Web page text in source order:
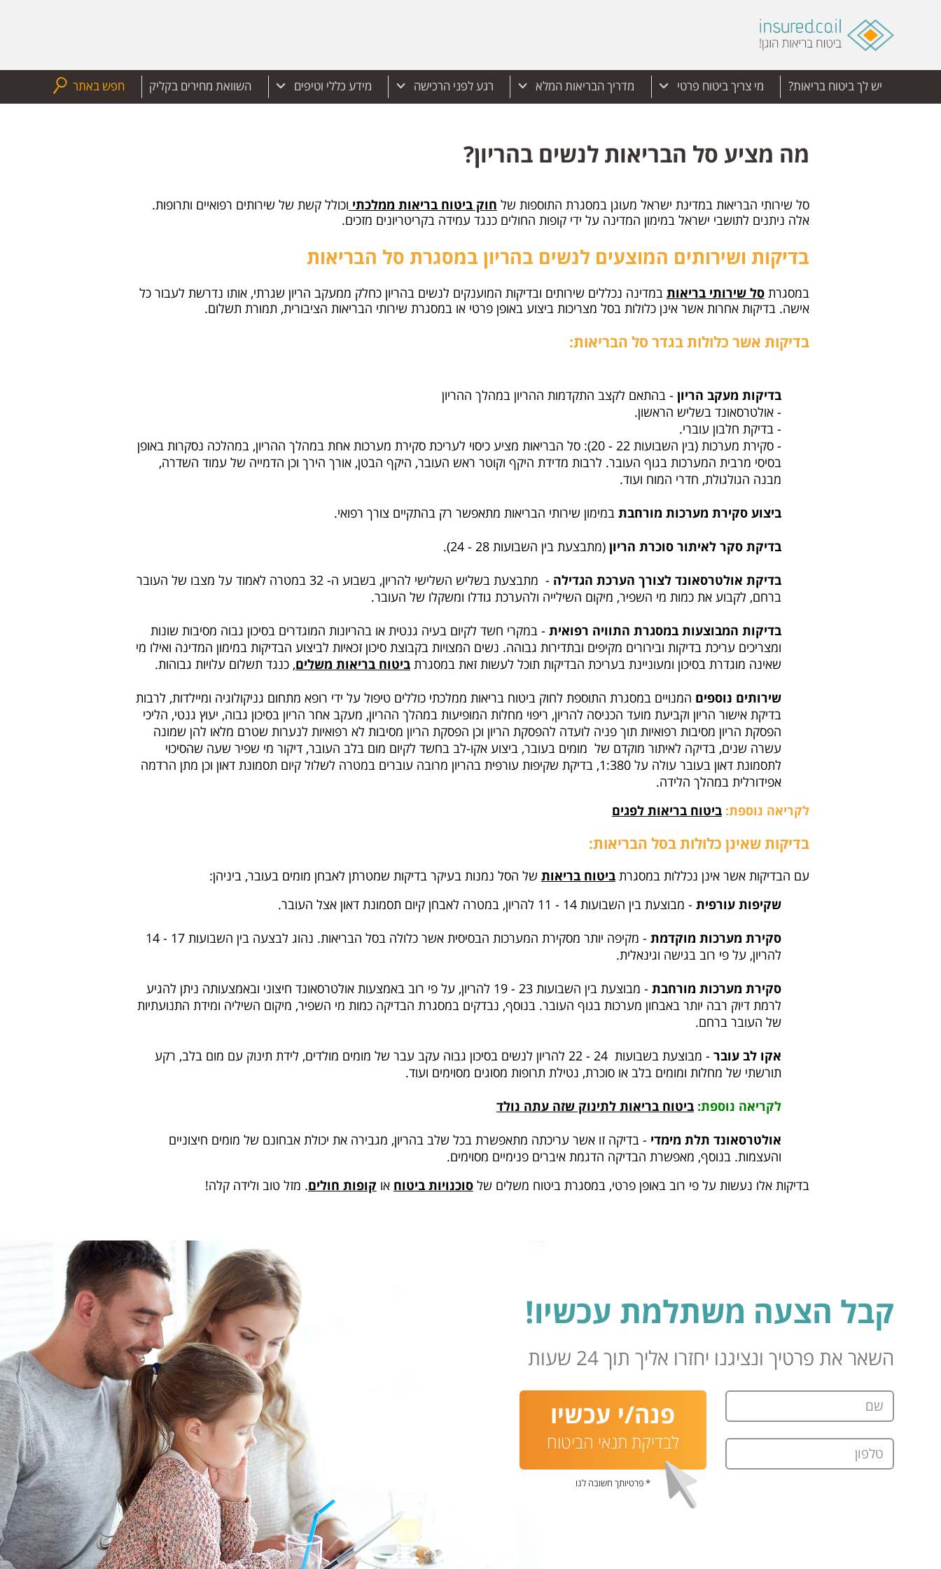
יש לך ביטוח בריאות? מי צריך ביטוח פרטי מדריך הבריאות המלא רגע לפני הרכישה מידע כללי וטיפים השוואת מחירים בקליק חפש באתר
מה מציע סל הבריאות לנשים בהריון?
סל שירותי הבריאות במדינת ישראל מעוגן במסגרת התוספות של חוק ביטוח בריאות ממלכתי וכולל קשת של שירותים רפואיים ותרופות.
אלה ניתנים לתושבי ישראל במימון המדינה על ידי קופות החולים כנגד עמידה בקריטריונים מזכים.
בדיקות ושירותים המוצעים לנשים בהריון במסגרת סל הבריאות
במסגרתסל שירותי בריאות במדינה נכללים שירותים ובדיקות המוענקים לנשים בהריון כחלק ממעקב הריון שגרתי, אותו נדרשת לעבור כל
אישה. בדיקות אחרות אשר אינן כלולות בסל מצריכות ביצוע באופן פרטי או במסגרת שירותי הבריאות הציבורית, תמורת תשלום.
בדיקות אשר כלולות בגדר סל הבריאות:
בדיקות מעקב הריון - בהתאם לקצב התקדמות ההריון במהלך ההריון
- אולטרסאונד בשליש הראשון.
- בדיקת חלבון עוברי.
- סקירת מערכות (בין השבועות 22 - 20): סל הבריאות מציע כיסוי לעריכת סקירת מערכות אחת במהלך ההריון, במהלכה נסקרות באופן
בסיסי מרבית המערכות בגוף העובר. לרבות מדידת היקף וקוטר ראש העובר, היקף הבטן, אורך הירך וכן הדמייה של עמוד השדרה,
מבנה הגולגולת, חדרי המוח ועוד.
ביצוע סקירת מערכות מורחבתבמימון שירותי הבריאות מתאפשר רק בהתקיים צורך רפואי.
בדיקת סקר לאיתור סוכרת הריון (מתבצעת בין השבועות 28 - 24).
בדיקת אולטרסאונד לצורך הערכת הגדילה
- מתבצעת בשליש השלישי להריון, בשבוע ה- 32 במטרה לאמוד על מצבו של העובר
ברחם, לקבוע את כמות מי השפיר, מיקום השילייה ולהערכת גודלו ומשקלו של העובר.
בדיקות המבוצעות במסגרת התוויה רפואית - במקרי חשד לקיום בעיה גנטית או בהריונות המוגדרים בסיכון גבוה מסיבות שונות
ומצריכים עריכת בדיקות ובירורים מקיפים ובתדירות גבוהה. נשים המצויות בקבוצת סיכון זכאיות לביצוע הבדיקות במימון המדינה ואילו מי
שאינה מוגדרת בסיכון ומעוניינת בעריכת הבדיקות תוכל לעשות זאת במסגרתביטוח בריאות משלים, כנגד תשלום עלויות גבוהות.
שירותים נוספים המנויים במסגרת התוספת לחוק ביטוח בריאות ממלכתי כוללים טיפול על ידי רופא מתחום גניקולוגיה ומיילדות, לרבות
בדיקת אישור הריון וקביעת מועד הכניסה להריון, ריפוי מחלות המופיעות במהלך ההריון, מעקב אחר הריון בסיכון גבוה, יעוץ גנטי, הליכי
הפסקת הריון מסיבות רפואיות תוך פניה לועדה להפסקת הריון וכן הפסקת הריון מסיבות לא רפואיות לנערות שטרם מלאו להן שמונה
עשרה שנים, בדיקה לאיתור מוקדם של מומים בעובר, ביצוע אקו-לב בחשד לקיום מום בלב העובר, דיקור מי שפיר שעה שהסיכוי
לתסמונת דאון בעובר עולה על 1:380, בדיקת שקיפות עורפית בהריון מרובה עוברים במטרה לשלול קיום תסמונת דאון וכן מתן הרדמה
אפידורלית במהלך הלידה.
לקריאה נוספת: ביטוח בריאות לפגים
בדיקות שאינן כלולות בסל הבריאות:
עם הבדיקות אשר אינן נכללות במסגרתביטוח בריאות של הסל נמנות בעיקר בדיקות שמטרתן לאבחן מומים בעובר, ביניהן:
שקיפות עורפית - מבוצעת בין השבועות 14 - 11 להריון, במטרה לאבחן קיום תסמונת דאון אצל העובר.
סקירת מערכות מוקדמת
- מקיפה יותר מסקירת המערכות הבסיסית אשר כלולה בסל הבריאות. נהוג לבצעה בין השבועות 17 - 14
להריון, על פי רוב בגישה וגינאלית.
סקירת מערכות מורחבת
- מבוצעת בין השבועות 23 - 19 להריון, על פי רוב באמצעות אולטרסאונד חיצוני ובאמצעותה ניתן להגיע
לרמת דיוק רבה יותר באבחון מערכות בגוף העובר. בנוסף, נבדקים במסגרת הבדיקה כמות מי השפיר, מיקום השיליה ומידת התנועתיות
של העובר ברחם.
אקו לב עובר
- מבוצעת בשבועות 24 - 22 להריון לנשים בסיכון גבוה עקב עבר של מומים מולדים, לידת תינוק עם מום בלב, רקע
תורשתי של מחלות ומומים בלב או סוכרת, נטילת תרופות מסוגים מסוימים ועוד.
לקריאה נוספת:ביטוח בריאות לתינוק שזה עתה נולד
אולטרסאונד תלת מימדי - בדיקה זו אשר עריכתה מתאפשרת בכל שלב בהריון, מגבירה את יכולת אבחונם של מומים חיצוניים
והעצמות. בנוסף, מאפשרת הבדיקה הדגמת איברים פנימיים מסוימים.
בדיקות אלו נעשות על פי רוב באופן פרטי, במסגרת ביטוח משלים שלסוכנויות ביטוח או קופות חולים. מזל טוב ולידה קלה!
קבל הצעה משתלמת עכשיו!
השאר את פרטיך ונציגנו יחזרו אליך תוך 24 שעות
שם
טלפון
פנה/י עכשיו
לבדיקת תנאי הביטוח
* פרטיותך חשובה לנו